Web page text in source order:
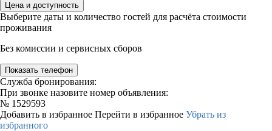
Цена и доступность
Выберите даты и количество гостей для расчёта стоимости
проживания
Без комиссии и сервисных сборов
Показать телефон
Служба бронирования:
При звонке назовите номер объявления:
№ 1529593
Добавить в избранное Перейти в избранное Убрать из
избранного